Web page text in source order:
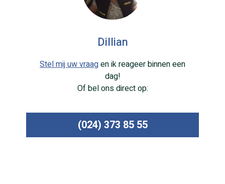
Dillian
Stel mij uw vraagen ik reageer binnen een
dag!
Of bel ons direct op:
(024) 373 85 55